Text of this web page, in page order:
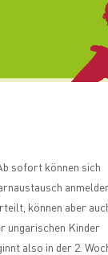
sofort können sich
können aber
ungarischen Kinder
also in der 2.